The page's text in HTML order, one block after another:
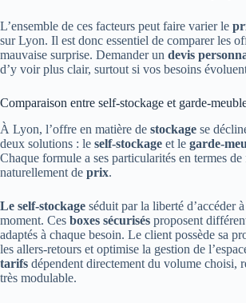
L’ensemble de ces facteurs peut faire varier le
sur Lyon. Il est donc essentiel de comparer les
mauvaise surprise. Demander un devis
d’y voir plus clair, surtout si vos besoins
Comparaison entre self-stockage et garde-
À Lyon, l’offre en matière de stockage se
deux solutions : le self-stockage et le garde-
Chaque formule a ses particularités en termes
naturellement de prix.
Le self-stockage séduit par la liberté d’accéder
moment. Ces boxes sécurisés proposent
adaptés à chaque besoin. Le client possède sa
les allers-retours et optimise la gestion de
tarifs dépendent directement du volume choisi,
très modulable.